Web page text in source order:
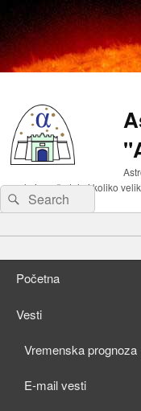
malo je naše telo i koliko
Search
for:
Search
menuSkip
content
Skip
to
Početna
Vesti
Vremenska prognoza
E-mail vesti